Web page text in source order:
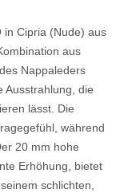
in Cipria (Nude) aus
aus
Nappaleders
Ausstrahlung, die
lässt. Die
während
20 mm hohe
Erhöhung, bietet
schlichten,